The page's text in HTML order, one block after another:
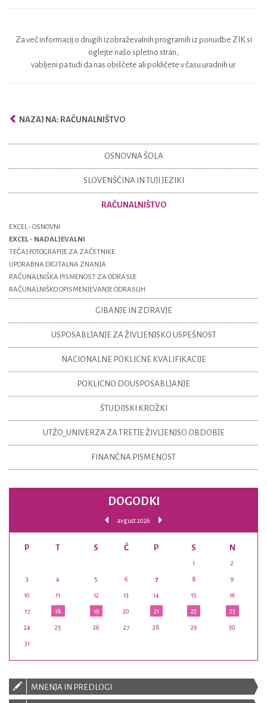
Za več informacij o drugih izobraževalnih programih iz ponudbe ZIK si
oglejte našo spletno stran,
vabljeni pa tudi da nas obiščete ali pokličete v času uradnih ur.
NAZAJ NA: RAČUNALNIŠTVO
OSNOVNA ŠOLA
SLOVENŠČINA IN TUJI JEZIKI
RAČUNALNIŠTVO
EXCEL - OSNOVNI
EXCEL - NADALJEVALNI
TEČAJ FOTOGRAFIJE ZA ZAČETNIKE
UPORABNA DIGITALNA ZNANJA
RAČUNALNIŠKA PISMENOST ZA ODRASLE
RAČUNALNIŠKO OPISMENJEVANJE ODRASLIH
GIBANJE IN ZDRAVJE
USPOSABLJANJE ZA ŽIVLJENJSKO USPEŠNOST
NACIONALNE POKLICNE KVALIFIKACIJE
POKLICNO DOUSPOSABLJANJE
ŠTUDIJSKI KROŽKI
UTŽO_UNIVERZA ZA TRETJE ŽIVLJENJSO OBDOBJE
FINANČNA PISMENOST
DOGODKI
avgust 2026
P T S Č P S N
1 2
3 4 5 6 7 8 9
10 11 12 13 14 15 16
17 18 19 20 21 22 23
24 25 26 27 28 29 30
31
MNENJA IN PREDLOGI